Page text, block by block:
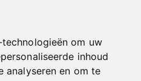
om uw
inhoud
analyseren en om te